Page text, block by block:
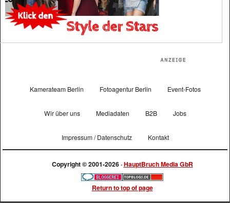
Kamerateam Berlin Fotoagentur Berlin Event-Fotos
Wir über uns Mediadaten B2B Jobs
Impressum / Datenschutz Kontakt
Copyright © 2001-2026 ·HauptBruch Media GbR
Return to top of page